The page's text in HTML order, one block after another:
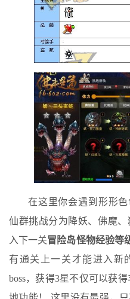
在这里你会遇到形形色
仙群挑战分为降妖、佛魔
入下一关冒险岛怪物经验等
有通关上一关才能进入新
boss，获得3星不仅可以获